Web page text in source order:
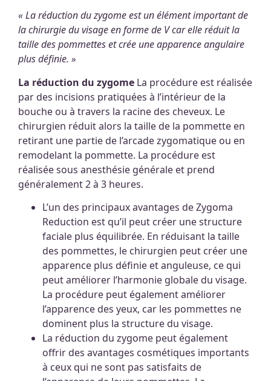
« La réduction du zygome est un élément important de
la chirurgie du visage en forme de V car elle réduit la
taille des pommettes et crée une apparence angulaire
plus définie. »
La réduction du zygome La procédure est réalisée
par des incisions pratiquées à l’intérieur de la
bouche ou à travers la racine des cheveux. Le
chirurgien réduit alors la taille de la pommette en
retirant une partie de l’arcade zygomatique ou en
remodelant la pommette. La procédure est
réalisée sous anesthésie générale et prend
généralement 2 à 3 heures.
L’un des principaux avantages de Zygoma
Reduction est qu’il peut créer une structure
faciale plus équilibrée. En réduisant la taille
des pommettes, le chirurgien peut créer une
apparence plus définie et anguleuse, ce qui
peut améliorer l’harmonie globale du visage.
La procédure peut également améliorer
l’apparence des yeux, car les pommettes ne
dominent plus la structure du visage.
La réduction du zygome peut également
offrir des avantages cosmétiques importants
à ceux qui ne sont pas satisfaits de